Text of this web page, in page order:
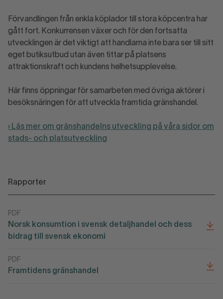
Förvandlingen från enkla köplador till stora köpcentra har
gått fort. Konkurrensen växer och för den fortsatta
utvecklingen är det viktigt att handlarna inte bara ser till sitt
eget butiksutbud utan även tittar på platsens
attraktionskraft och kundens helhetsupplevelse.
Här finns öppningar för samarbeten med övriga aktörer i
besöksnäringen för att utveckla framtida gränshandel.
› Läs mer om gränshandelns utveckling på våra sidor om
stads- och platsutveckling
Rapporter
PDF
Norsk konsumtion i svensk detaljhandel och dess
bidrag till svensk ekonomi
PDF
Framtidens gränshandel